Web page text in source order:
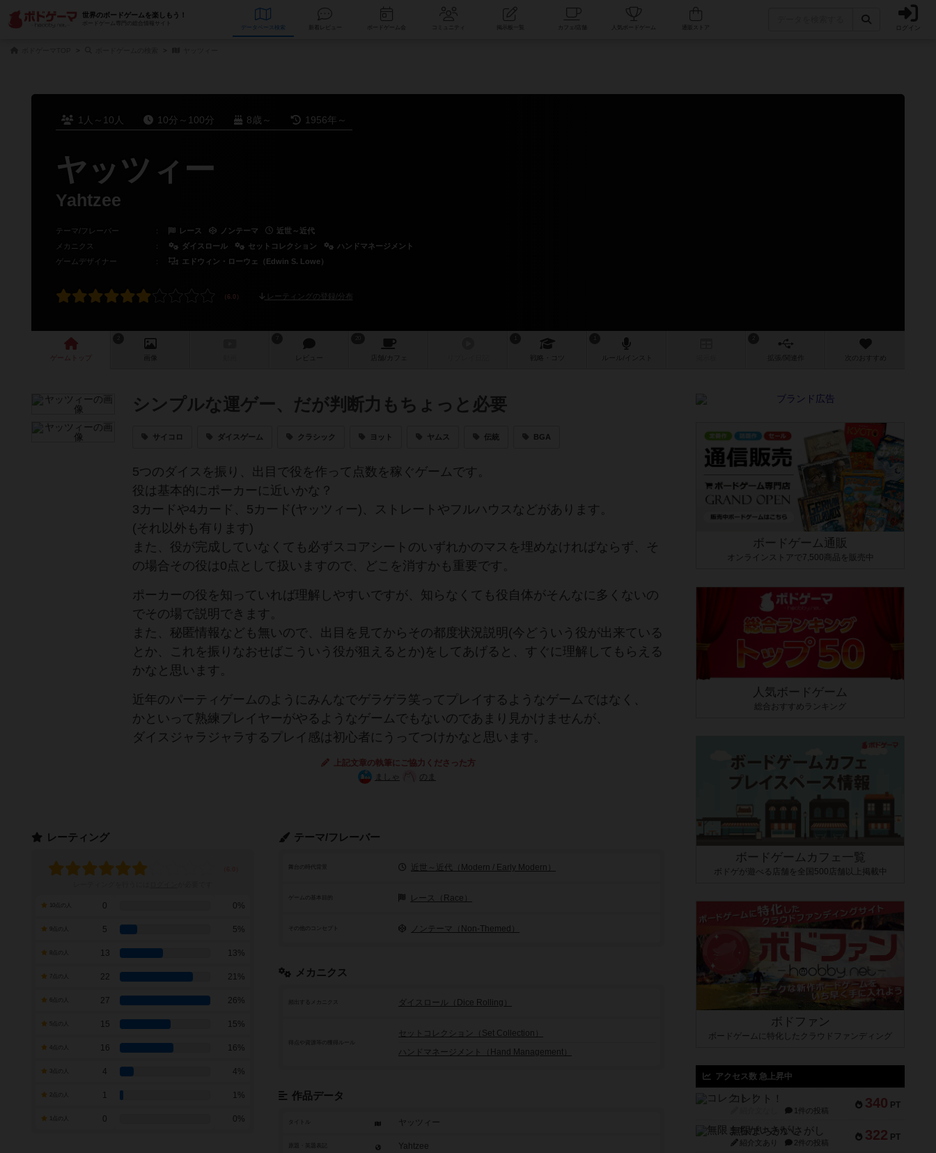
世界のボードゲームを楽しもう！
ボードゲーム専門の総合情報サイト
データベース コミュニティ 人気ボードゲーム ログイン
1人～10人 10分～100分 8歳～ 1956年～
ヤッツィー
Yahtzee
テーマ/フレーバー ： レース ノンテーマ
近世～近代
メカニクス
： ダイスロール セットコレクション
ハンドマネージメント
ゲームデザイナー
： エドウィン・ローウェ（Edwin S. Lowe）
レーティングの登録/分布
ゲーム 画像 レビュー 店舗/ カフェ 戦略 作 次のおすすめ
シンプルな運ゲー、だが判断力もちょっと必要
サイコロ ダイスゲーム クラシック ヨット ヤムス 伝統 BGA
5つのダイスを振り、出目で役を作って点数を稼ぐゲームです。
役は基本的にポーカーに近いかな？
3カードや4カード、5カード(ヤッツィー)、ストレートやフルハウスなどがあります。
(それ以外も有ります)
また、役が完成していなくても必ずスコアシートのいずれかのマスを埋めなければならず、そ
の場合その役は0点として扱いますので、どこを消すかも重要です。
ポーカーの役を知っていれば理解しやすいですが、知らなくても役自体がそんなに多くないの
でその場で説明できます。
また、秘匿情報なども無いので、出目を見てからその都度状況説明(今どういう役が出来ている
とか、これを振りなおせばこういう役が狙えるとか)をしてあげると、すぐに理解してもらえる
かなと思います。
近年のパーティゲームのようにみんなでゲラゲラ笑ってプレイするようなゲームではなく、
かといって熟練プレイヤーがやるようなゲームでもないのであまり見かけませんが、
ダイスジャラジャラするプレイ感は初心者にうってつけかなと思います。
上記文章の執筆にご協力くださった方
ましゃ
のま
テーマ/フレーバー
舞台の時代背景 近世～近代（Modern / Early Modern）
ゲームの基本目的 レース（Race）
その他のコンセプト ノンテーマ（Non-Themed）
メカニクス
頻出するメカニクス ダイスロール（Dice Rolling）
セットコレクション（Set Collection）
ハンドマネージメント（Hand Management）
作品データ
タイトル ヤッツィー
Yahtzee
レーティング
0 0%
5 5%
13 13%
7点の人 22 21%
27 26%
15 15%
16 16%
4 4%
1 1%
0 0%
ボードゲーム通販
オンラインストアで7,500商品を販売中
人気ボードゲーム
総合おすすめランキング
ボードゲームカフェ一覧
ボドゲが遊べる店舗を全国500店舗以上掲載中
ボドファン
ボードゲームに特化したクラウドファンディング
アクセス数 急上昇中
340 PT
コレクト！
1件の投稿
322 PT
無限まちがいさがし
紹介文あり 2件の投稿